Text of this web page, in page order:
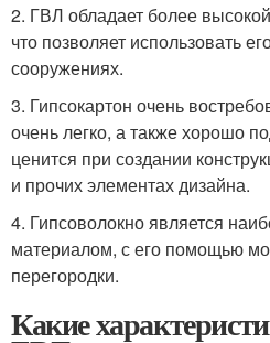
2. ГВЛ обладает более
что позволяет использовать
сооружениях.
3. Гипсокартон очень
очень легко, а также хорошо
ценится при создании
и прочих элементах дизайна.
4. Гипсоволокно является
материалом, с его помощью
перегородки.
Какие